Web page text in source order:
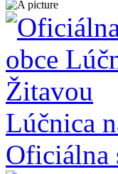
Lúčnica
Oficiálna